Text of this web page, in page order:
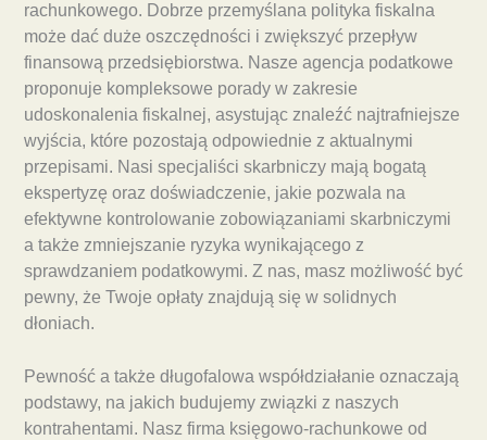
rachunkowego. Dobrze przemyślana polityka fiskalna
może dać duże oszczędności i zwiększyć przepływ
finansową przedsiębiorstwa. Nasze agencja podatkowe
proponuje kompleksowe porady w zakresie
udoskonalenia fiskalnej, asystując znaleźć najtrafniejsze
wyjścia, które pozostają odpowiednie z aktualnymi
przepisami. Nasi specjaliści skarbniczy mają bogatą
ekspertyzę oraz doświadczenie, jakie pozwala na
efektywne kontrolowanie zobowiązaniami skarbniczymi
a także zmniejszanie ryzyka wynikającego z
sprawdzaniem podatkowymi. Z nas, masz możliwość być
pewny, że Twoje opłaty znajdują się w solidnych
dłoniach.
Pewność a także długofalowa współdziałanie oznaczają
podstawy, na jakich budujemy związki z naszych
kontrahentami. Nasz firma księgowo-rachunkowe od